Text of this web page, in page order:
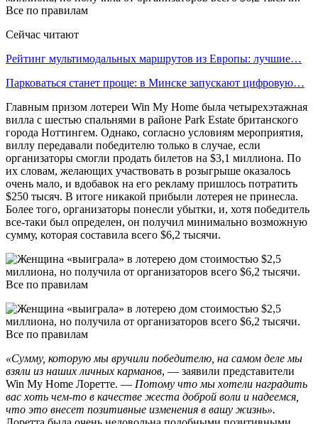
Сейчас читают
Рейтинг мультимодальных маршрутов из Европы: лучшие…
Парковаться станет проще: в Минске запускают цифровую…
Главным призом лотереи Win My Home была четырехэтажная
вилла с шестью спальнями в районе Park Estate британского
города Ноттингем. Однако, согласно условиям мероприятия,
виллу передавали победителю только в случае, если
организаторы смогли продать билетов на $3,1 миллиона. По
их словам, желающих участвовать в розыгрыше оказалось
очень мало, и вдобавок на его рекламу пришлось потратить
$250 тысяч. В итоге никакой прибыли лотерея не принесла.
Более того, организаторы понесли убытки, и, хотя победитель
все-таки был определен, он получил минимально возможную
сумму, которая составила всего $6,2 тысячи.
«Сумму, которую мы вручили победителю, на самом деле мы
взяли из наших личных карманов, — заявили представители
Win My Home Лоретте. — Потому что мы хотели наградить
вас хоть чем-то в качестве жеста доброй воли и надеемся,
что это внесет позитивные изменения в вашу жизнь».